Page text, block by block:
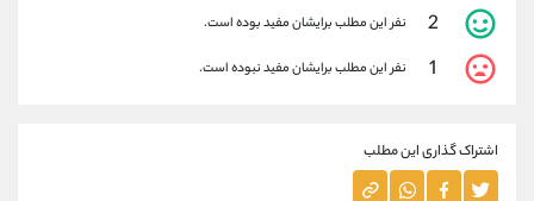
2 نفر این مطلب برایشان مفید بوده است.
1 نفر این مطلب برایشان مفید نبوده است.
اشتراک گذاری این مطلب